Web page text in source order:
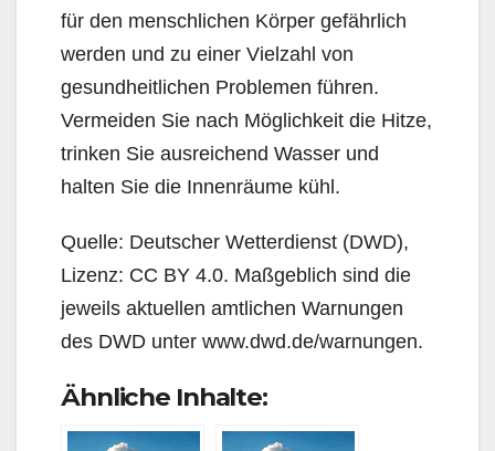
für den menschlichen Körper gefährlich
werden und zu einer Vielzahl von
gesundheitlichen Problemen führen.
Vermeiden Sie nach Möglichkeit die Hitze,
trinken Sie ausreichend Wasser und
halten Sie die Innenräume kühl.
Quelle: Deutscher Wetterdienst (DWD),
Lizenz: CC BY 4.0. Maßgeblich sind die
jeweils aktuellen amtlichen Warnungen
des DWD unter www.dwd.de/warnungen.
Ähnliche Inhalte: